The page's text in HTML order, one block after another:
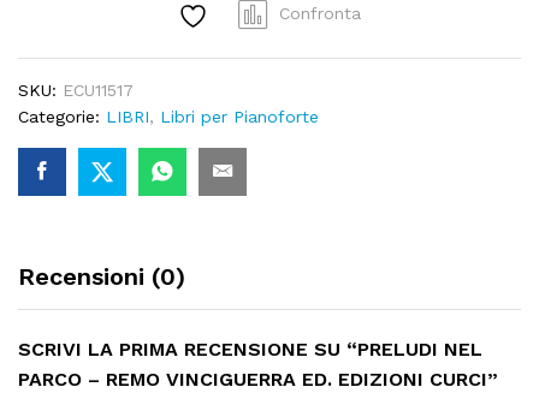
Confronta
SKU: ECU11517
Categorie: LIBRI, Libri per Pianoforte
Recensioni (0)
SCRIVI LA PRIMA RECENSIONE SU “PRELUDI NEL
PARCO – REMO VINCIGUERRA ED. EDIZIONI CURCI”